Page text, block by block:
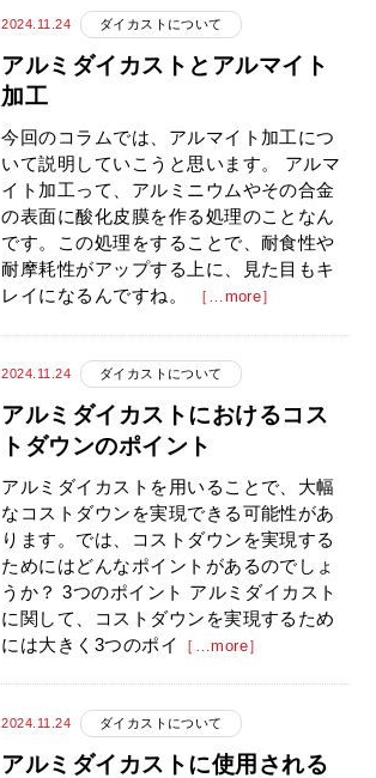
2024.11.24 ダイカストについて
アルミダイカストとアルマイト
加工
今回のコラムでは、アルマイト加工につ
いて説明していこうと思います。 アルマ
イト加工って、アルミニウムやその合金
の表面に酸化皮膜を作る処理のことなん
です。この処理をすることで、耐食性や
耐摩耗性がアップする上に、見た目もキ
レイになるんですね。
［…more］
2024.11.24 ダイカストについて
アルミダイカストにおけるコス
トダウンのポイント
アルミダイカストを用いることで、大幅
なコストダウンを実現できる可能性があ
ります。では、コストダウンを実現する
ためにはどんなポイントがあるのでしょ
うか？ 3つのポイント アルミダイカスト
に関して、コストダウンを実現するため
には大きく3つのポイ
［…more］
2024.11.24 ダイカストについて
アルミダイカストに使用される